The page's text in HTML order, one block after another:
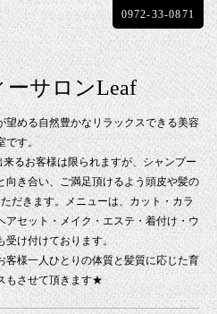
ーサロンLeaf
望める自然豊かなリラックスできる美容
です。
るお客様は限られますが、シャンプー
向き合い、ご満足頂けるよう頭皮や髪の
だきます。メニューは、カット・カラ
アセット・メイク・エステ・着付け・ウ
受け付けております。
客様一人ひとりの体質と髪質に応じた育
もさせて頂きます★
0972-33-0871